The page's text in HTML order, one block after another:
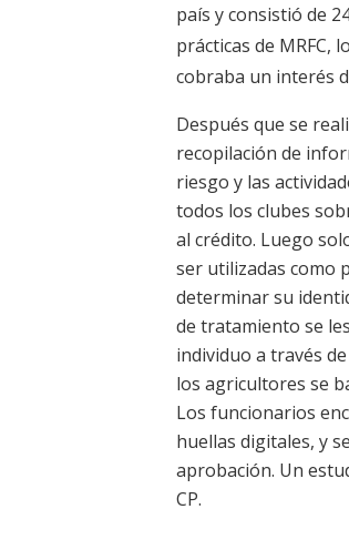
país y consistió de
prácticas de MRFC,
cobraba un interés
Después que se
recopilación de
riesgo y las
todos los clubes
al crédito. Luego
ser utilizadas como
determinar su
de tratamiento se
individuo a través
los agricultores se
Los funcionarios
huellas digitales, y
aprobación. Un
CP.